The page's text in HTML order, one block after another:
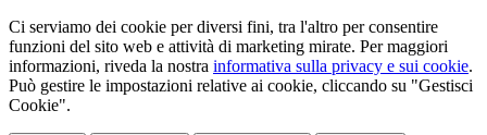
Ci serviamo dei cookie per diversi fini, tra l'altro per consentire
funzioni del sito web e attività di marketing mirate. Per maggiori
informazioni, riveda la nostra informativa sulla privacy e sui cookie.
Può gestire le impostazioni relative ai cookie, cliccando su "Gestisci
Cookie".